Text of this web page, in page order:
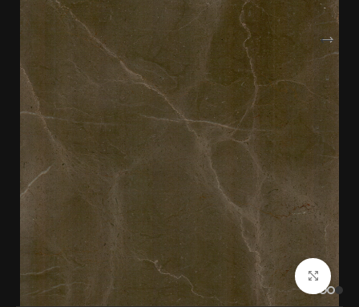
Click to enlarge